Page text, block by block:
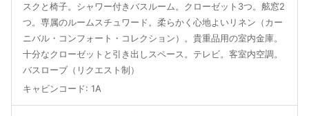
スクと椅子。シャワー付きバスルーム。クローゼット3つ。舷窓2
つ。専属のルームスチュワード。柔らかく心地よいリネン（カー
ニバル・コンフォート・コレクション）。貴重品用の室内金庫。
十分なクローゼットと引き出しスペース。テレビ。客室内空調。
バスローブ（リクエスト制）
キャビンコード: 1A